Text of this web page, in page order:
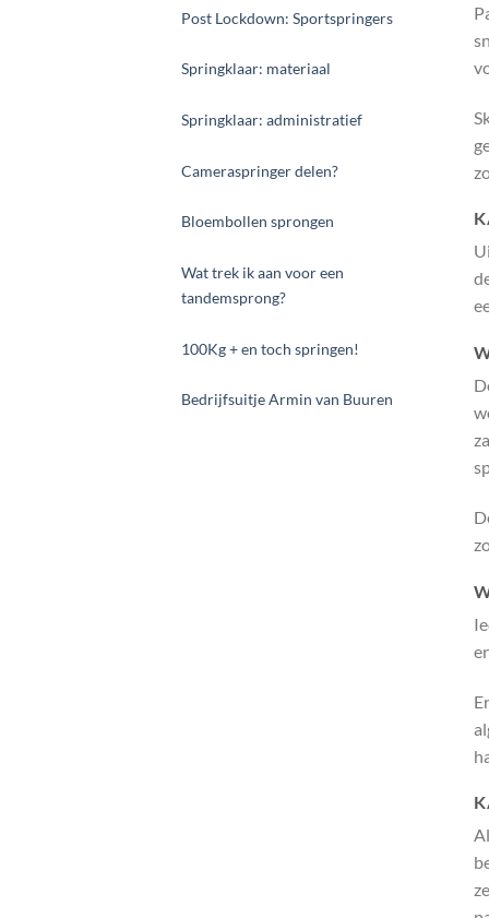
Post Lockdown: Sportspringers
Springklaar: materiaal
Springklaar: administratief
Cameraspringer delen?
Bloembollen sprongen
Wat trek ik aan voor een
tandemsprong?
100Kg + en toch springen!
Bedrijfsuitje Armin van Buuren